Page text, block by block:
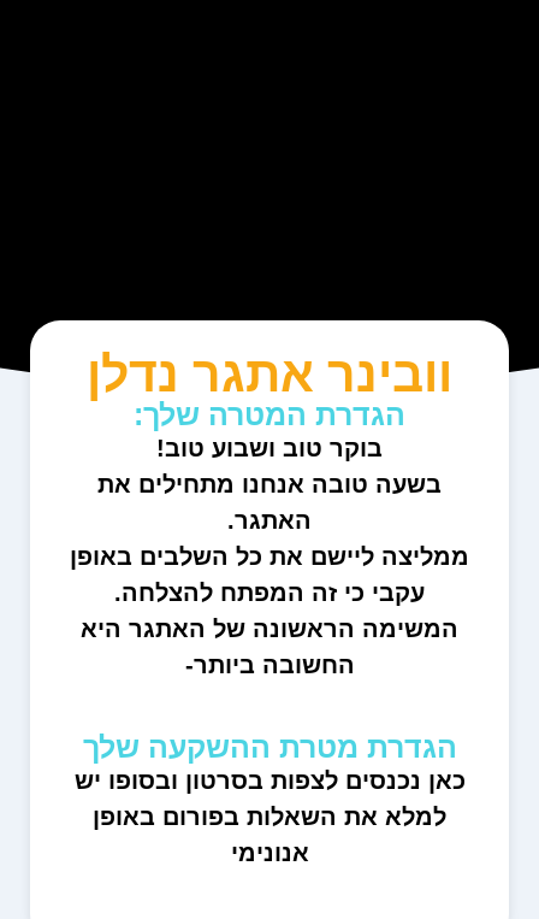
וובינר אתגר נדלן
הגדרת המטרה שלך:
בוקר טוב ושבוע טוב!
בשעה טובה אנחנו מתחילים את
האתגר.
ממליצה ליישם את כל השלבים באופן
עקבי כי זה המפתח להצלחה.
המשימה הראשונה של האתגר היא
החשובה ביותר-
הגדרת מטרת ההשקעה שלך
כאן נכנסים לצפות בסרטון ובסופו יש
למלא את השאלות בפורום באופן
אנונימי